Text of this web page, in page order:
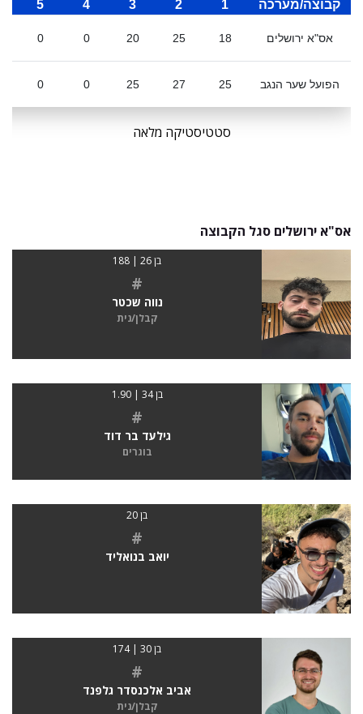
קבוצה/מערכה 1
2
3
4
5
אס"א ירושלים 18
25
20
0
0
הפועל שער הנגב 25
27
25
0
0
סטטיסטיקה מלאה
אס"א ירושלים סגל הקבוצה
בן 26 | 188
#
נווה שכטר
קבלן/נית
בן 34 | 1.90
#
גילעד בר דוד
בוגרים
בן 20
#
יואב בנואליד
בן 30 | 174
#
אביב אלכנסדר גלפנד
קבלן/נית